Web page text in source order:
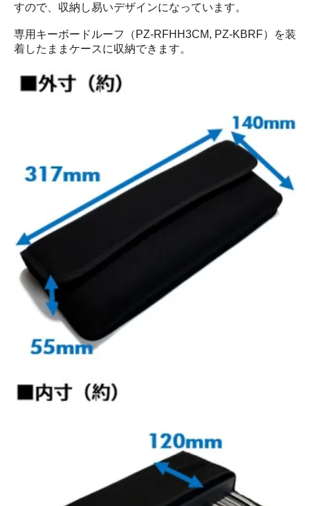
すので、収納し易いデザインになっています。
専用キーボードルーフ（PZ-RFHH3CM, PZ-KBRF）を装
着したままケースに収納できます。